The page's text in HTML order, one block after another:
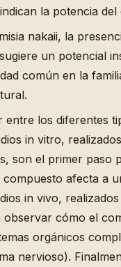
la potencia
nakaii, la
un potencial
común en la
entre los diferentes
in vitro,
son el primer paso
afecta a
in vivo,
observar cómo el
orgánicos
nervioso).